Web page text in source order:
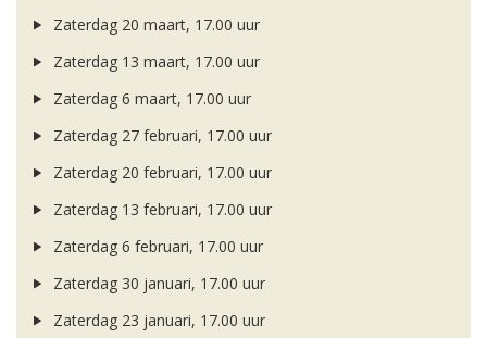
Zaterdag 20 maart, 17.00 uur
Zaterdag 13 maart, 17.00 uur
Zaterdag 6 maart, 17.00 uur
Zaterdag 27 februari, 17.00 uur
Zaterdag 20 februari, 17.00 uur
Zaterdag 13 februari, 17.00 uur
Zaterdag 6 februari, 17.00 uur
Zaterdag 30 januari, 17.00 uur
Zaterdag 23 januari, 17.00 uur